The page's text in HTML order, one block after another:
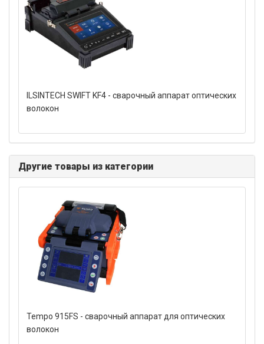
ILSINTECH SWIFT KF4 - сварочный аппарат оптических
волокон
Другие товары из категории
Tempo 915FS - сварочный аппарат для оптических
волокон